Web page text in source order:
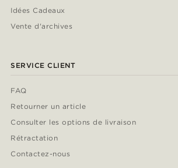
Idées Cadeaux
Vente d'archives
SERVICE CLIENT
FAQ
Retourner un article
Consulter les options de livraison
Rétractation
Contactez-nous